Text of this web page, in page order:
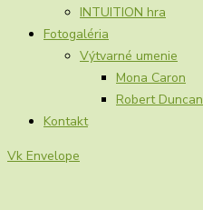
INTUITION hra
Fotogaléria
Výtvarné umenie
Mona Caron
Robert Duncan
Kontakt
Vk Envelope